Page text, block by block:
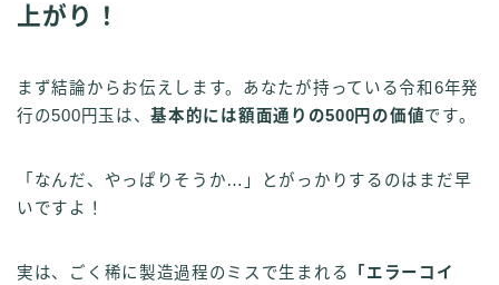
上がり！
まず結論からお伝えします。あなたが持っている令和6年発
行の500円玉は、基本的には額面通りの500円の価値です。
「なんだ、やっぱりそうか…」とがっかりするのはまだ早
いですよ！
実は、ごく稀に製造過程のミスで生まれる
「エラーコイ